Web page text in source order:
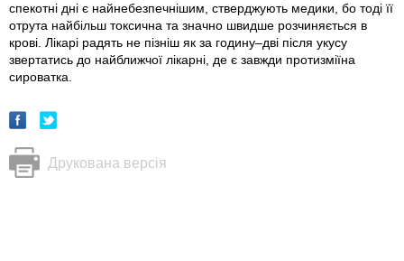
спекотні дні є найнебезпечнішим, стверджують медики, бо тоді її
отрута найбільш токсична та значно швидше розчиняється в
крові. Лікарі радять не пізніш як за годину–дві після укусу
звертатись до найближчої лікарні, де є завжди протизміїна
сироватка.
Друкована версія